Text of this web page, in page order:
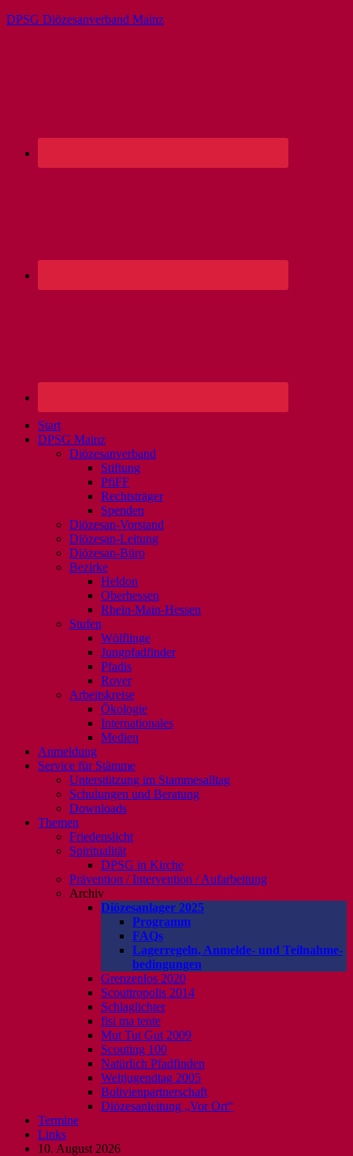
DPSG Diözesanverband Mainz
Start
DPSG Mainz
Diözesanverband
Stiftung
PfiFF
Rechtsträger
Spenden
Diözesan-Vorstand
Diözesan-Leitung
Diözesan-Büro
Bezirke
Heldon
Oberhessen
Rhein-Main-Hessen
Stufen
Wölflinge
Jungpfadfinder
Pfadis
Rover
Arbeitskreise
Ökologie
Internationales
Medien
Anmeldung
Service für Stämme
Unterstützung im Stammesalltag
Schulungen und Beratung
Downloads
Themen
Friedenslicht
Spiritualität
DPSG in Kirche
Prävention / Intervention / Aufarbeitung
Archiv
Diözesanlager 2025
Programm
FAQs
Lagerregeln, Anmelde- und Teilnahme-
bedingungen
Grenzenlos 2020
Scouttropolis 2014
Schlaglichter
fisi ma tente
Mut Tut Gut 2009
Scouting 100
Natürlich Pfadfinden
Weltjugendtag 2005
Bolivienpartnerschaft
Diözesanleitung „Vor Ort“
Termine
Links
10. August 2026